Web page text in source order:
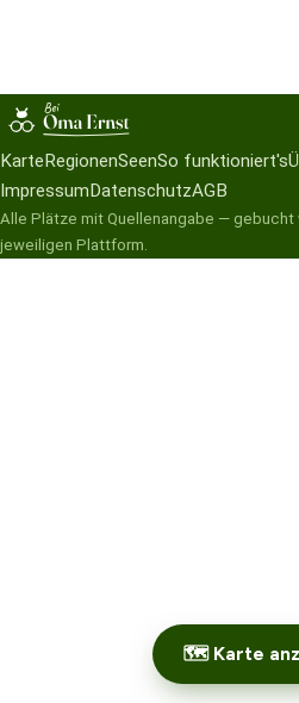
🗺 Karte
Karte RegionenSeenSo funktioniert's
Impressum DatenschutzAGB
Alle Plätze mit Quellenangabe —
jeweiligen Plattform.